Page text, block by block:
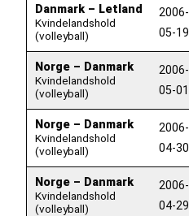
Danmark – Letland
Kvindelandshold
(volleyball)
2006-
05-19
Norge – Danmark
Kvindelandshold
(volleyball)
2006-
05-01
Norge – Danmark
Kvindelandshold
(volleyball)
2006-
04-30
Norge – Danmark
Kvindelandshold
(volleyball)
2006-
04-29